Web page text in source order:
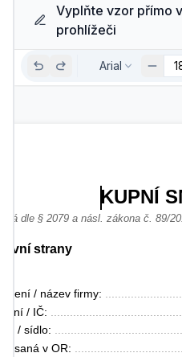
Vyplňte vzor přímo v
prohlížeči
Arial
KUPNÍ
dle § 2079 a násl. zákona č. 89/
strany
/ název firmy:
/ IČ:
/ sídlo:
v OR: